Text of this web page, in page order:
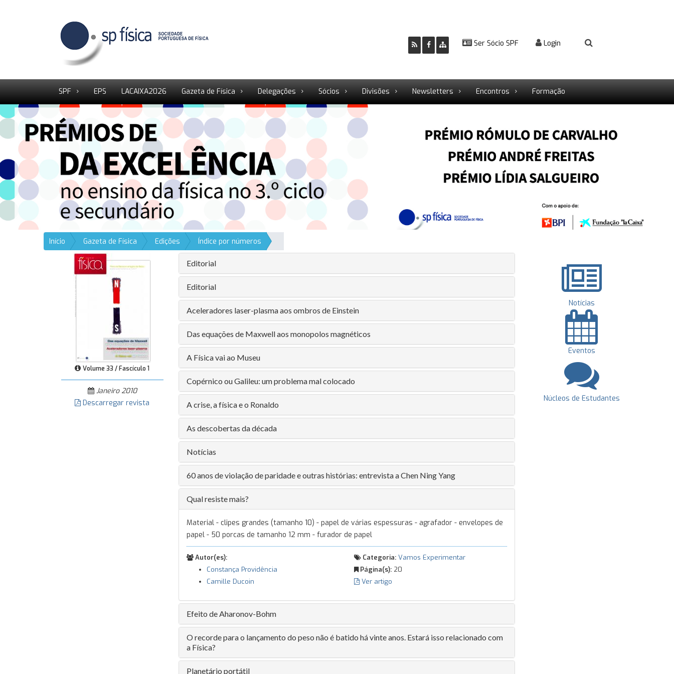
Ser Sócio SPF Login
SPF EPS LACAIXA2026 Gazeta de Física Delegações Sócios Divisões Newsletters Encontros Formação
Início Gazeta de Física Edições Índice por números
Volume 33 / Fascículo 1
Janeiro 2010
Descarregar revista
Editorial
Editorial
Aceleradores laser-plasma aos ombros de Einstein
Das equações de Maxwell aos monopolos magnéticos
A Física vai ao Museu
Copérnico ou Galileu: um problema mal colocado
A crise, a física e o Ronaldo
As descobertas da década
Notícias
60 anos de violação de paridade e outras histórias: entrevista a Chen Ning Yang
Qual resiste mais?
Material - clipes grandes (tamanho 10) - papel de várias espessuras - agrafador - envelopes de
papel - 50 porcas de tamanho 12 mm - furador de papel
Autor(es):
Constança Providência
Camille Ducoin
Categoria: Vamos Experimentar
Página(s): 20
Ver artigo
Efeito de Aharonov-Bohm
O recorde para o lançamento do peso não é batido há vinte anos. Estará isso relacionado com
a Física?
Planetário portátil
Notícias
Eventos
Núcleos de Estudantes